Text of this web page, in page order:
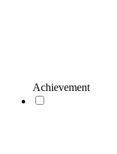
Achievement